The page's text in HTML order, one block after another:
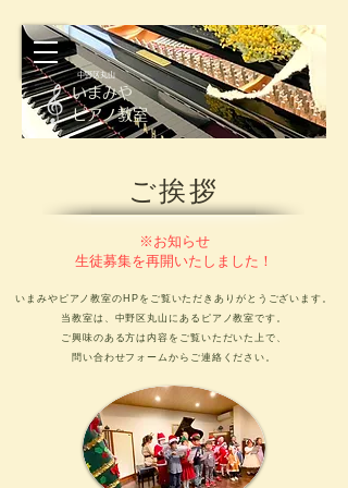
​いまみや
ピアノ教室
​中野区丸山
ご挨拶
​※お知らせ
生徒募集を再開いたしました！
いまみやピアノ教室のHPをご覧いただきありがとうございます。
当教室は、中野区丸山にあるピアノ教室です。
ご興味のある方は内容をご覧いただいた上で、
問い合わせフォームからご連絡ください。